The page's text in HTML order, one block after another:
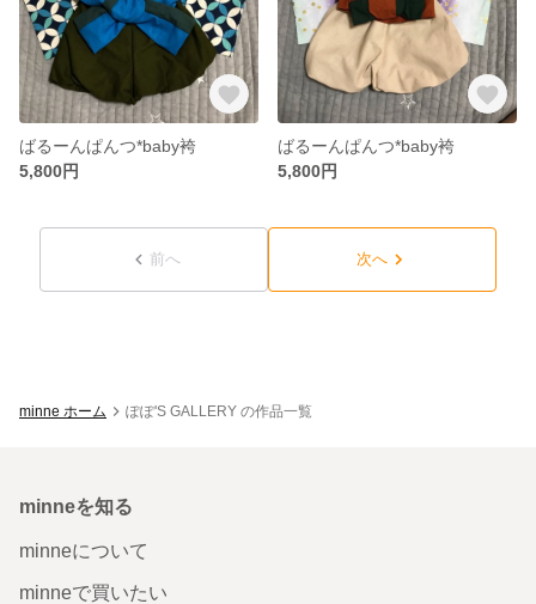
ばるーんぱんつ*baby袴
5,800円
ばるーんぱんつ*baby袴
5,800円
前へ 次へ
minne ホーム ぽぽ'S GALLERY の作品一覧
minneを知る
minneについて
minneで買いたい